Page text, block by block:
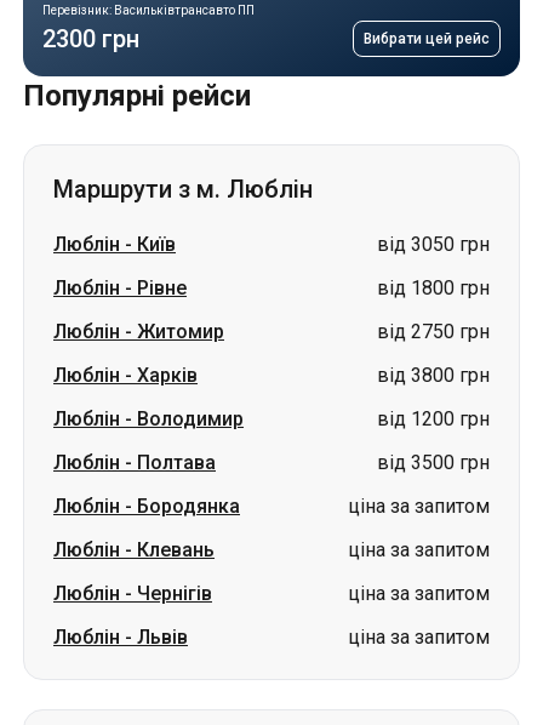
Перевізник: Васильківтрансавто ПП
2300 грн Вибрати цей рейс
Популярні рейси
Маршрути з м. Люблін
Люблін - Київ
від 3050 грн
Люблін - Рівне
від 1800 грн
Люблін - Житомир
від 2750 грн
Люблін - Харків
від 3800 грн
Люблін - Володимир
від 1200 грн
Люблін - Полтава
від 3500 грн
Люблін - Бородянка
ціна за запитом
Люблін - Клевань
ціна за запитом
Люблін - Чернігів
ціна за запитом
Люблін - Львів ціна за запитом